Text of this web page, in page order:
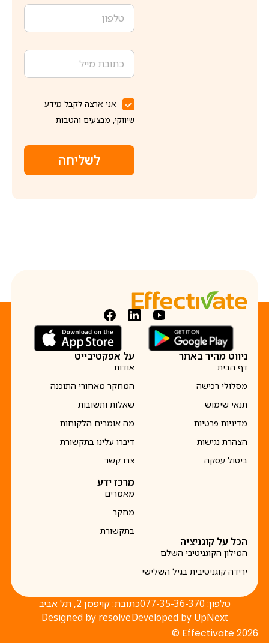
אני ארצה לקבל מידע
שיווקי, מבצעים והטבות
לשליחה
ניווט מהיר באתר
דף הבית
מסלולי רכישה
תנאי שימוש
מדיניות פרטיות
הצהרת נגישות
ביטול עסקה
על אפקטיבייט
אודות
המחקר מאחורי התוכנה
שאלות ותשובות
מה אומרים הלקוחות
דיברו עלינו בתקשורת
צרו קשר
מרכז ידע
מאמרים
מחקר
בתקשורת
הכל על קוגניציה
המילון הקוגניטיבי השלם
ירידה קוגניטיבית בגיל השלישי
טלפון: 077-35-36-370 כתובת: קויפמן 2, תל אביב
Effectivate 2026 ©
Developed by UpNext
Designed by resolve